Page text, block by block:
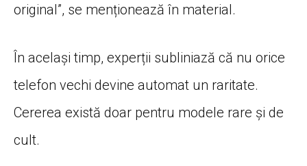
original”, se menționează în material.
În același timp, experții subliniază că nu orice
telefon vechi devine automat un raritate.
Cererea există doar pentru modele rare și de
cult.